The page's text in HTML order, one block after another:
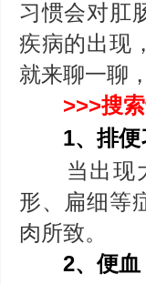
习惯会对肛
疾病的出现
就来聊一聊
>>>搜
1、排便
当出现大
形、扁细等
肉所致。
2、便血